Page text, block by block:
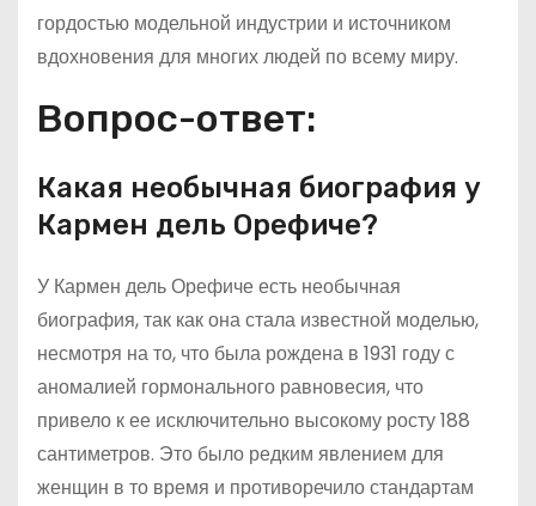
гордостью модельной индустрии и источником
вдохновения для многих людей по всему миру.
Вопрос-ответ:
Какая необычная биография у
Кармен дель Орефиче?
У Кармен дель Орефиче есть необычная
биография, так как она стала известной моделью,
несмотря на то, что была рождена в 1931 году с
аномалией гормонального равновесия, что
привело к ее исключительно высокому росту 188
сантиметров. Это было редким явлением для
женщин в то время и противоречило стандартам